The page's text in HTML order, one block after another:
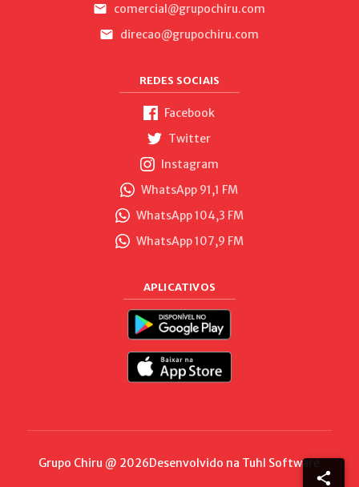
comercial@grupochiru.com
direcao@grupochiru.com
REDES SOCIAIS
Facebook
Twitter
Instagram
WhatsApp 91,1 FM
WhatsApp 104,3 FM
WhatsApp 107,9 FM
APLICATIVOS
Grupo Chiru @ 2026Desenvolvido na Tuhl Software